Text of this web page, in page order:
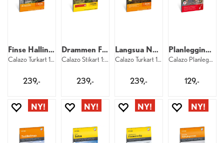
Finse Hallingskarvet Aurlandsdalen
Calazo Turkart 1:50 000
239,-
Drammen Finnemarka
Calazo Stikart 1:25 000
239,-
Langsua Nasjonalpark Spåtind
Calazo Turkart 1:50 000
239,-
Planleggingskart Midt-Norge
Calazo Planleggingskart 1:500 000 Midt
129,-